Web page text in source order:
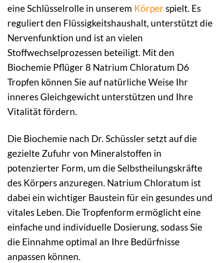
eine Schlüsselrolle in unserem Körperspielt. Es
reguliert den Flüssigkeitshaushalt, unterstützt die
Nervenfunktion und ist an vielen
Stoffwechselprozessen beteiligt. Mit den
Biochemie Pflüger 8 Natrium Chloratum D6
Tropfen können Sie auf natürliche Weise Ihr
inneres Gleichgewicht unterstützen und Ihre
Vitalität fördern.
Die Biochemie nach Dr. Schüssler setzt auf die
gezielte Zufuhr von Mineralstoffen in
potenzierter Form, um die Selbstheilungskräfte
des Körpers anzuregen. Natrium Chloratum ist
dabei ein wichtiger Baustein für ein gesundes und
vitales Leben. Die Tropfenform ermöglicht eine
einfache und individuelle Dosierung, sodass Sie
die Einnahme optimal an Ihre Bedürfnisse
anpassen können.